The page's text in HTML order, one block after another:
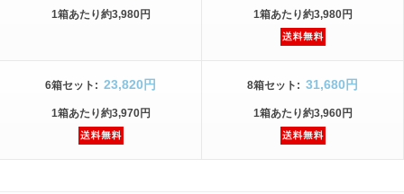
1箱あたり約3,980円 1箱あたり約3,980円
6箱セット : 23,820円
1箱あたり約3,970円
8箱セット : 31,680円
1箱あたり約3,960円